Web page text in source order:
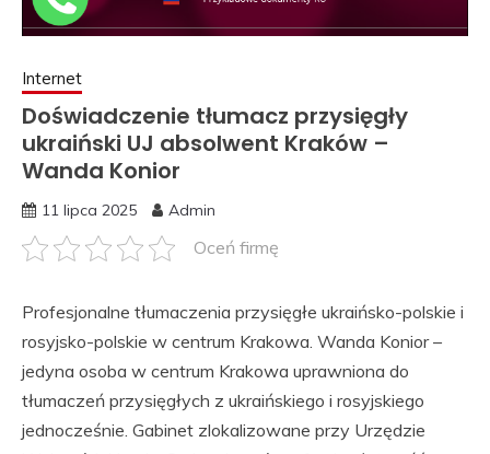
Internet
Doświadczenie tłumacz przysięgły
ukraiński UJ absolwent Kraków –
Wanda Konior
11 lipca 2025 Admin
Oceń firmę
Profesjonalne tłumaczenia przysięgłe ukraińsko-polskie i
rosyjsko-polskie w centrum Krakowa. Wanda Konior –
jedyna osoba w centrum Krakowa uprawniona do
tłumaczeń przysięgłych z ukraińskiego i rosyjskiego
jednocześnie. Gabinet zlokalizowane przy Urzędzie